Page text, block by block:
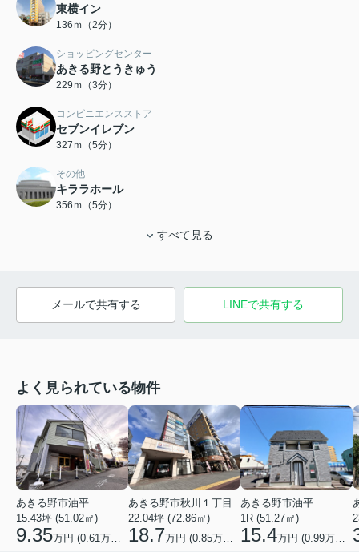
東横イン
136ｍ（2分）
ショッピングセンター
あきる野とうきゅう
229ｍ（3分）
コンビニエンスストア
セブンイレブン
327ｍ（5分）
その他
キララホール
356ｍ（5分）
すべて見る
メールで共有する LINEで共有する
よく見られている物件
あきる野市油平
15.43坪 (51.02㎡)
9.35万円 (0.61万円/坪)
あきる野市秋川１丁目
22.04坪 (72.86㎡)
18.7万円 (0.85万円/坪)
あきる野市油平
1R (51.27㎡)
15.4万円 (0.99万円/坪)